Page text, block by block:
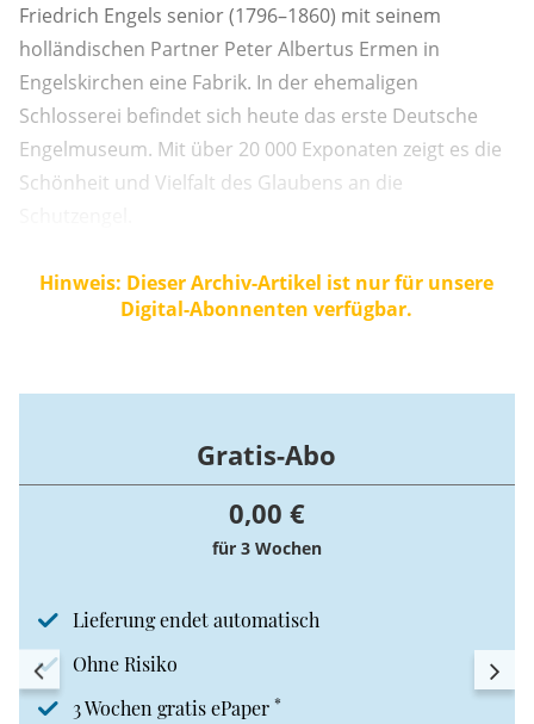
Friedrich Engels senior (1796–1860) mit seinem
holländischen Partner Peter Albertus Ermen in
Engelskirchen eine Fabrik. In der ehemaligen
Schlosserei befindet sich heute das erste Deutsche
Engelmuseum. Mit über 20 000 Exponaten zeigt es die
Schönheit und Vielfalt des Glaubens an die
Hinweis: Dieser Archiv-Artikel ist nur für unsere
Digital-Abonnenten verfügbar.
Gratis-Abo
0,00 €
für 3 Wochen
Lieferung endet automatisch
Ohne Risiko
3 Wochen gratis ePaper *